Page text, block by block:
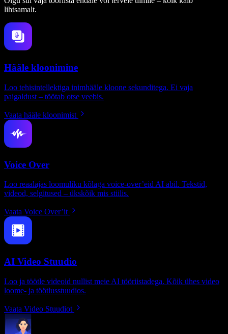
lihtsamalt.
Hääle kloonimine
Loo tehisintellektiga inimhääle kloone sekunditega. Ei vaja
paigaldust – töötab otse veebis.
Vaata hääle kloonimist
Voice Over
Loo reaalajas loomuliku kõlaga voice-over’eid AI abil. Tekstid,
videod, selgitused – ükskõik mis stiilis.
Vaata Voice Over’it
AI Video Stuudio
Loo ja töötle videoid nullist meie AI tööriistadega. Kõik ühes video
loome- ja töötlusstuudios.
Vaata Video Stuudiot